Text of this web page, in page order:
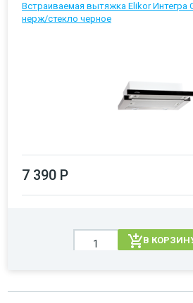
Встраиваемая вытяжка Elikor Интегра
нерж/стекло черное
7 390 Р
В